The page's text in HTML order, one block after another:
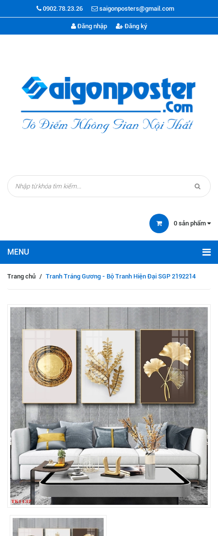
0902.78.23.26 saigonposters@gmail.com
Đăng nhập Đăng ký
0 sản phẩm
Trang chủ / Tranh Tráng Gương - Bộ Tranh Hiện Đại SGP 2192214